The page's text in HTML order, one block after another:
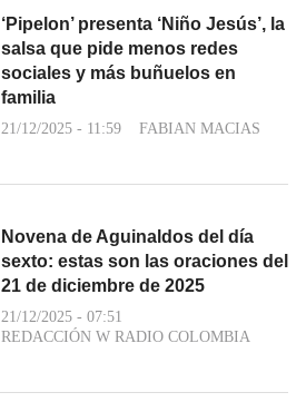
‘Pipelon’ presenta ‘Niño Jesús’, la
salsa que pide menos redes
sociales y más buñuelos en
familia
21/12/2025 - 11:59 FABIAN MACIAS
Novena de Aguinaldos del día
sexto: estas son las oraciones del
21 de diciembre de 2025
21/12/2025 - 07:51
REDACCIÓN W RADIO COLOMBIA